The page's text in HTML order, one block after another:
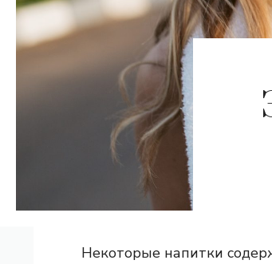
Некоторые напитки